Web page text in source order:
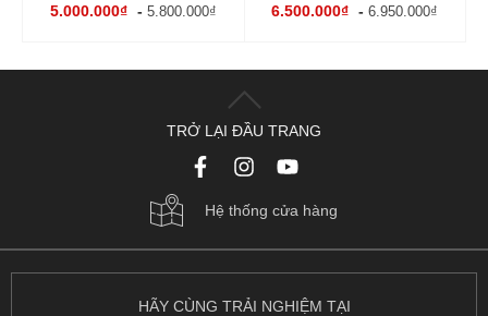
5.000.000₫ - 5.800.000₫ 6.500.000₫ -6.950.000₫
TRỞ LẠI ĐẦU TRANG
Hệ thống cửa hàng
HÃY CÙNG TRẢI NGHIỆM TẠI